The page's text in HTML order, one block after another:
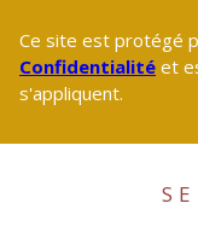
Ce site est protégé
Confidentialité et
s'appliquent.